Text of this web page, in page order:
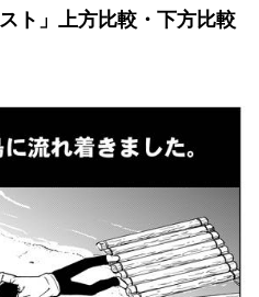
ト」上方比較・下方比較